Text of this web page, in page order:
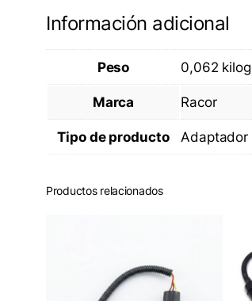
Información adicional
Peso 0,062
Marca Racor
Tipo de producto Adaptador
Productos relacionados